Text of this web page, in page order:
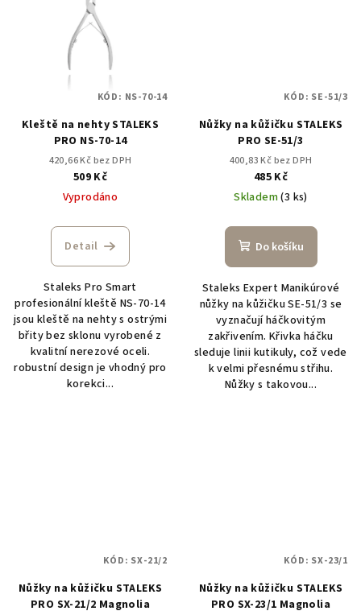
Kleště na nehty STALEKS
PRO NS-70-14
420,66 Kč bez DPH
509 Kč
Vyprodáno
Detail
Staleks Pro Smart
profesionální kleště NS-70-14
jsou kleště na nehty s ostrými
břity bez sklonu vyrobené z
kvalitní nerezové oceli.
robustní design je vhodný pro
korekci...
KÓD: NS-70-14
Nůžky na kůžičku STALEKS
PRO SE-51/3
400,83 Kč bez DPH
485 Kč
Skladem(3 ks)
Do košíku
Staleks Expert Manikúrové
nůžky na kůžičku SE-51/3 se
vyznačují háčkovitým
zakřivením. Křivka háčku
sleduje linii kutikuly, což vede
k velmi přesnému střihu.
Nůžky s takovou...
KÓD: SE-51/3
Nůžky na kůžičku STALEKS
PRO SX-21/2 Magnolia
KÓD: SX-21/2
Nůžky na kůžičku STALEKS
PRO SX-23/1 Magnolia
KÓD: SX-23/1